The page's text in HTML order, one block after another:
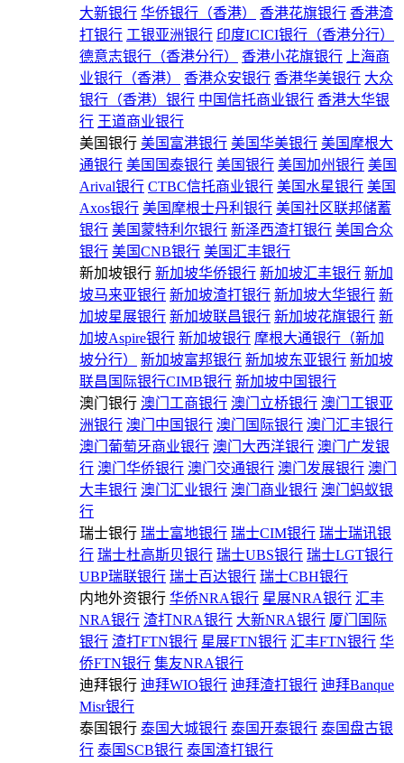
大新银行 华侨银行（香港） 香港花旗银行 香港渣
打银行 工银亚洲银行 印度ICICI银行（香港分行）
德意志银行（香港分行）
香港小花旗银行
上海商
业银行（香港）
香港众安银行 香港华美银行 大众
银行（香港）银行 中国信托商业银行 香港大华银
行 王道商业银行
美国银行 美国富港银行 美国华美银行 美国摩根大
通银行 美国国泰银行 美国银行 美国加州银行 美国
Arival银行 CTBC信托商业银行 美国水星银行 美国
Axos银行 美国摩根士丹利银行 美国社区联邦储蓄
银行 美国蒙特利尔银行 新泽西渣打银行 美国合众
银行 美国CNB银行 美国汇丰银行
新加坡银行 新加坡华侨银行 新加坡汇丰银行 新加
坡马来亚银行 新加坡渣打银行 新加坡大华银行 新
加坡星展银行 新加坡联昌银行 新加坡花旗银行 新
加坡Aspire银行 新加坡银行 摩根大通银行（新加
坡分行）
新加坡富邦银行 新加坡东亚银行 新加坡
联昌国际银行CIMB银行 新加坡中国银行
澳门银行 澳门工商银行 澳门立桥银行 澳门工银亚
洲银行 澳门中国银行 澳门国际银行 澳门汇丰银行
澳门葡萄牙商业银行 澳门大西洋银行 澳门广发银
行 澳门华侨银行 澳门交通银行 澳门发展银行 澳门
大丰银行 澳门汇业银行 澳门商业银行 澳门蚂蚁银
行
瑞士银行 瑞士富地银行 瑞士CIM银行 瑞士瑞讯银
行 瑞士杜高斯贝银行 瑞士UBS银行 瑞士LGT银行
UBP瑞联银行 瑞士百达银行 瑞士CBH银行
内地外资银行 华侨NRA银行 星展NRA银行 汇丰
NRA银行 渣打NRA银行 大新NRA银行 厦门国际
银行 渣打FTN银行 星展FTN银行 汇丰FTN银行 华
侨FTN银行 集友NRA银行
迪拜银行 迪拜WIO银行 迪拜渣打银行 迪拜Banque
Misr银行
泰国银行 泰国大城银行 泰国开泰银行 泰国盘古银
行 泰国SCB银行 泰国渣打银行